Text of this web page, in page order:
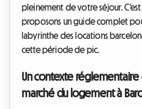
pleinement de votre séjour.
proposons un guide complet
labyrinthe des locations
cette période de pic.
Un contexte réglementaire
marché du logement à